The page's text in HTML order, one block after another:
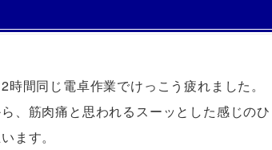
時間同じ電卓作業でけっこう疲れました。
、筋肉痛と思われるスーッとした感じの
ます。